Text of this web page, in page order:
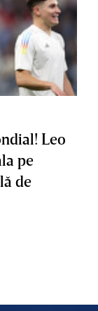
Leo
pe
de